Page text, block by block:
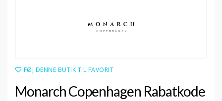
FØJ DENNE BUTIK TIL FAVORIT
Monarch Copenhagen Rabatkode